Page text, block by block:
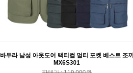
바투라 남성 아웃도어 택티컬 멀티 포켓 베스트 조
MX6S301